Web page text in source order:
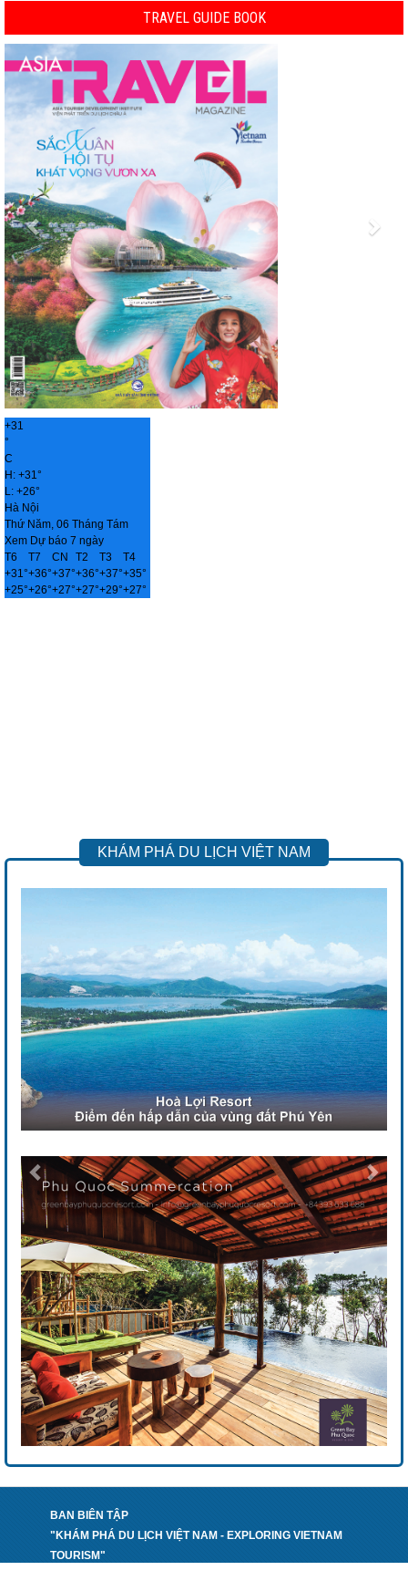
TRAVEL GUIDE BOOK
Previous
+31
°
C
H: +31°
L: +26°
Hà Nội
Thứ Năm, 06 Tháng Tám
Xem Dự báo 7 ngày
T6
T7 CN T2 T3
T4
+31°+36°+37°+36°+37°+35°
+25°+26°+27°+27°+29°+27°
KHÁM PHÁ DU LỊCH VIỆT NAM
BAN BIÊN TẬP
"KHÁM PHÁ DU LỊCH VIỆT NAM - EXPLORING VIETNAM
TOURISM"